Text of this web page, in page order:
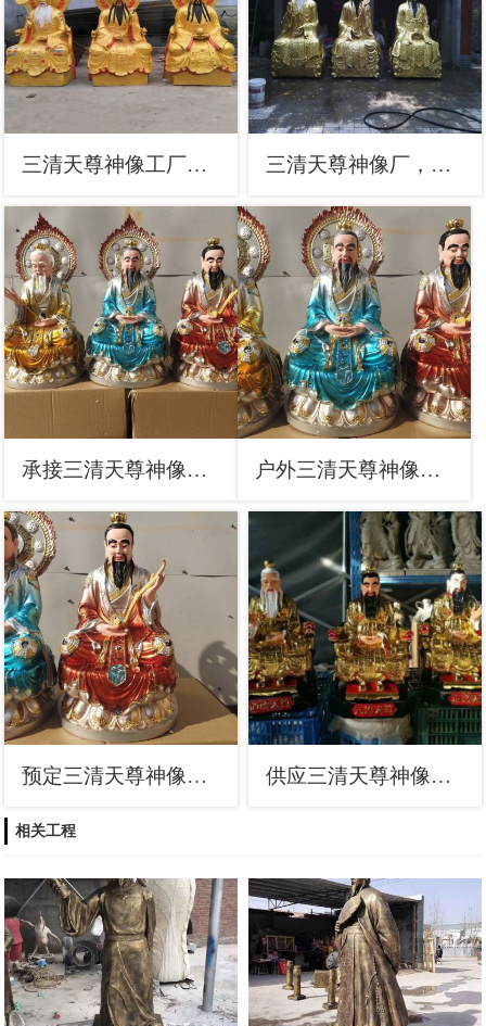
三清天尊神像工厂，铜神像，铸铜三清天尊神像制作 三清天尊神像厂，铸铜工艺，三清天尊铜神像定做
承接三清天尊神像，寺庙神像，仿铜三清天尊神像定做 户外三清天尊神像工厂，彩绘工艺效果，寺庙三清天尊神像厂家
预定三清天尊神像，鎏金效果，三清天尊神像定做 供应三清天尊神像，彩绘工艺，寺庙三清天尊神像厂家
相关工程